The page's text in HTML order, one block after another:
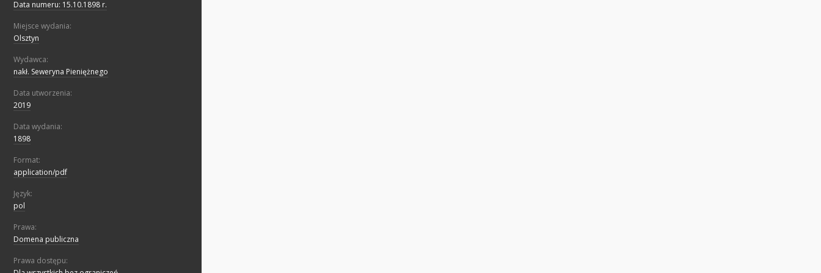
Data numeru: 15.10.1898 r.
Miejsce wydania:
Olsztyn
Wydawca:
nakł. Seweryna Pieniężnego
Data utworzenia:
2019
Data wydania:
1898
Format:
application/pdf
Język:
pol
Prawa:
Domena publiczna
Prawa dostępu: